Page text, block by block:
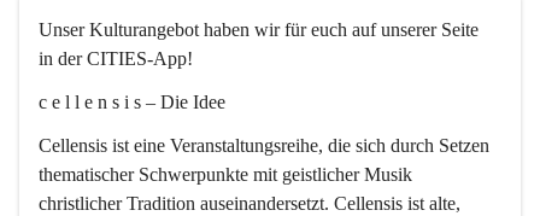
Unser Kulturangebot haben wir für euch auf unserer Seite
in der CITIES-App!
c e l l e n s i s – Die Idee
Cellensis ist eine Veranstaltungsreihe, die sich durch Setzen
thematischer Schwerpunkte mit geistlicher Musik
christlicher Tradition auseinandersetzt. Cellensis ist alte,